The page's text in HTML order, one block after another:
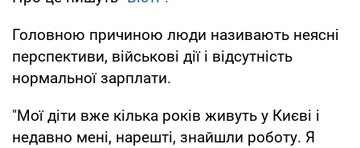
Головною причиною люди називають неясні
перспективи, військові дії і відсутність
нормальної зарплати.
"Мої діти вже кілька років живуть у Києві і
недавно мені, нарешті, знайшли роботу. Я